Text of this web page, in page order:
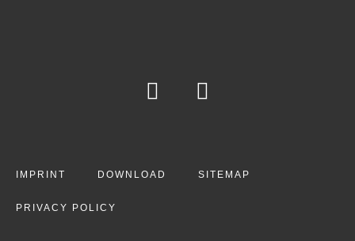
IMPRINT DOWNLOAD SITEMAP
PRIVACY POLICY